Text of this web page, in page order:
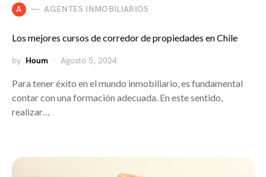
A AGENTES INMOBILIARIOS
Los mejores cursos de corredor de propiedades en Chile
by Houm Agosto 5, 2024
Para tener éxito en el mundo inmobiliario, es fundamental
contar con una formación adecuada. En este sentido,
realizar…